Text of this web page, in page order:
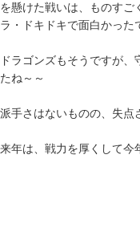
を懸けた戦いは、ものすご
ラ・ドキドキで面白かった
ドラゴンズもそうですが
たね～～
派手さはないものの、失点
来年は、戦力を厚くして今